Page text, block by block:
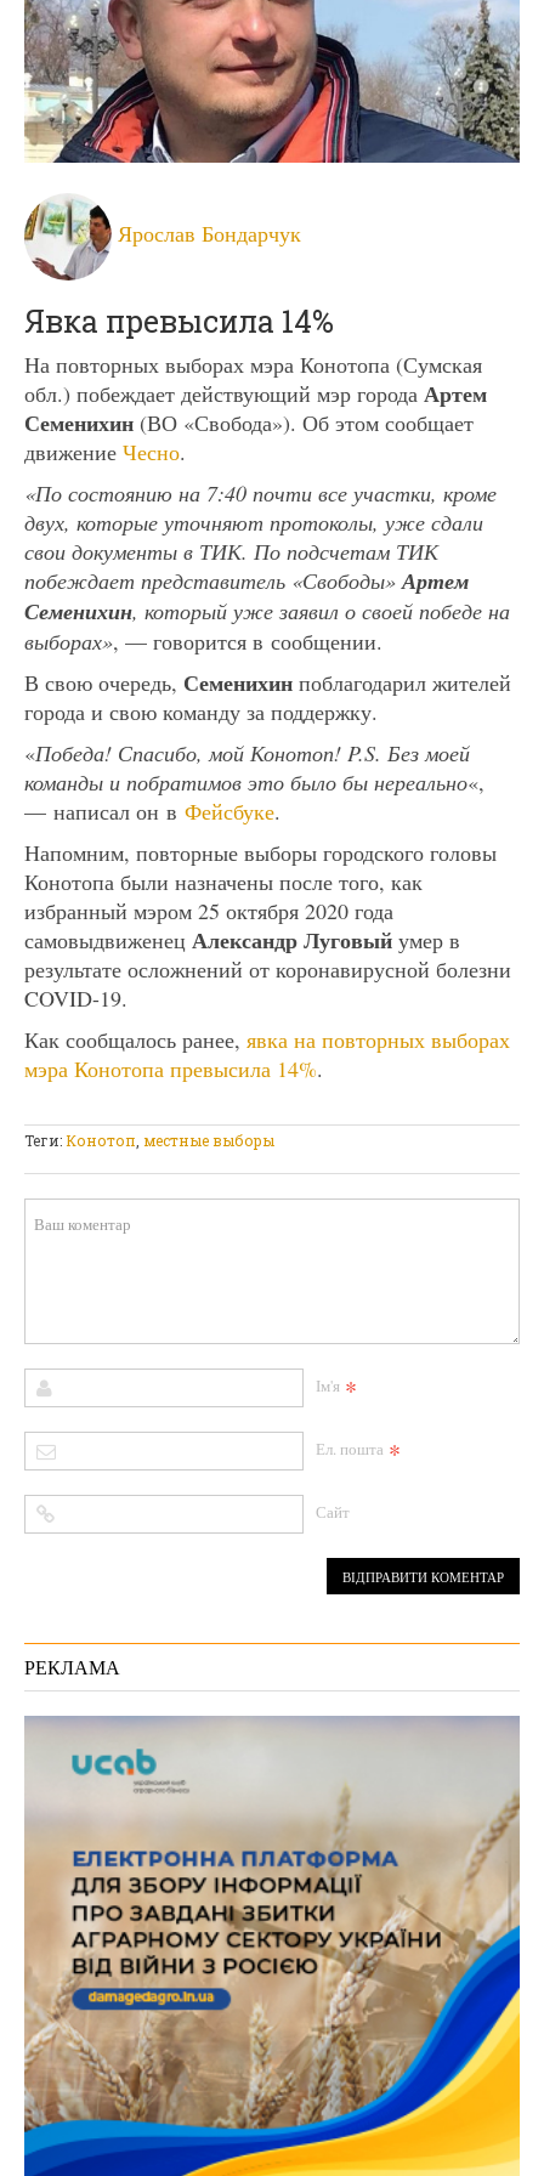
Ярослав Бондарчук
Явка превысила 14%
На повторных выборах мэра Конотопа (Сумская
обл.) побеждает действующий мэр города Артем
Семенихин (ВО «Свобода»). Об этом сообщает
движение Чесно.
«По состоянию на 7:40 почти все участки, кроме
двух, которые уточняют протоколы, уже сдали
свои документы в ТИК. По подсчетам ТИК
побеждает представитель «Свободы» Артем
Семенихин, который уже заявил о своей победе на
выборах», — говорится в сообщении.
В свою очередь, Семенихин поблагодарил жителей
города и свою команду за поддержку.
«Победа! Спасибо, мой Конотоп! P.S. Без моей
команды и побратимов это было бы нереально«,
— написал он в Фейсбуке.
Напомним, повторные выборы городского головы
Конотопа были назначены после того, как
избранный мэром 25 октября 2020 года
самовыдвиженец Александр Луговый умер в
результате осложнений от коронавирусной болезни
COVID-19.
Как сообщалось ранее, явка на повторных выборах
мэра Конотопа превысила 14%.
Теги:Конотоп местные выборы
Ім'я *
Ел. пошта *
Сайт
РЕКЛАМА